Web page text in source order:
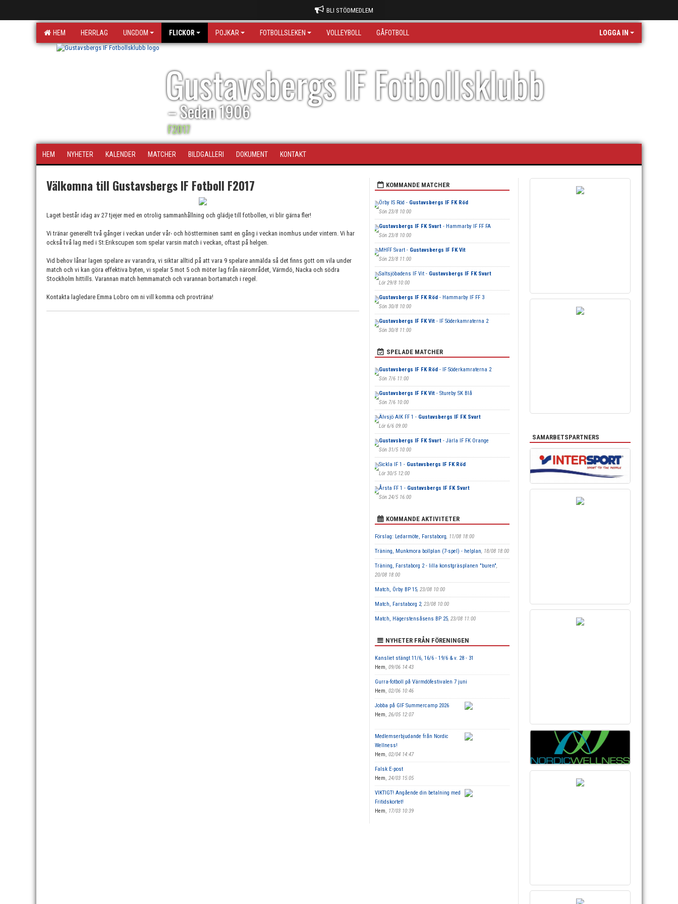
BLI STÖDMEDLEM
HEM HERRLAG UNGDOM FLICKOR POJKAR FOTBOLLSLEKEN VOLLEYBOLL GÅFOTBOLL LOGGA IN
Gustavsbergs IF Fotbollsklubb
– Sedan 1906
F2017
HEM NYHETER KALENDER MATCHER BILDGALLERI DOKUMENT KONTAKT
Välkomna till Gustavsbergs IF Fotboll F2017
Laget består idag av 27 tjejer med en otrolig sammanhållning och glädje till fotbollen, vi blir gärna fler!
Vi tränar generellt två gånger i veckan under vår- och höstterminen samt en gång i veckan inomhus under vintern. Vi har
också två lag med i St:Erikscupen som spelar varsin match i veckan, oftast på helgen.
Vid behov lånar lagen spelare av varandra, vi siktar alltid på att vara 9 spelare anmälda så det finns gott om vila under
match och vi kan göra effektiva byten, vi spelar 5 mot 5 och möter lag från närområdet, Värmdö, Nacka och södra
Stockholm hittills. Varannan match hemmamatch och varannan bortamatch i regel.
Kontakta lagledare Emma Lobro om ni vill komma och provträna!
KOMMANDE MATCHER
Örby IS Röd - Gustavsbergs IF FK Röd
Sön 23/8 10:00
Gustavsbergs IF FK Svart- Hammarby IF FF FA
Sön 23/8 10:00
MHFF Svart - Gustavsbergs IF FK Vit
Sön 23/8 11:00
Saltsjöbadens IF Vit - Gustavsbergs IF FK Svart
Lör 29/8 10:00
Gustavsbergs IF FK Röd- Hammarby IF FF 3
Sön 30/8 10:00
Gustavsbergs IF FK Vit- IF Söderkamraterna 2
Sön 30/8 11:00
SPELADE MATCHER
Gustavsbergs IF FK Röd- IF Söderkamraterna 2
Sön 7/6 11:00
Gustavsbergs IF FK Vit- Stureby SK Blå
Sön 7/6 10:00
Älvsjö AIK FF 1 - Gustavsbergs IF FK Svart
Lör 6/6 09:00
Gustavsbergs IF FK Svart- Järla IF FK Orange
Sön 31/5 10:00
Sickla IF 1 - Gustavsbergs IF FK Röd
Lör 30/5 12:00
Årsta FF 1 - Gustavsbergs IF FK Svart
Sön 24/5 16:00
KOMMANDE AKTIVITETER
Förslag: Ledarmöte, Farstaborg, 11/08 18:00
Träning, Munkmora bollplan (7-spel) - helplan, 18/08 18:00
Träning, Farstaborg 2 - lilla konstgräsplanen "buren",
20/08 18:00
Match, Örby BP 15, 23/08 10:00
Match, Farstaborg 2, 23/08 10:00
Match, Hägerstensåsens BP 25, 23/08 11:00
NYHETER FRÅN FÖRENINGEN
Kansliet stängt 11/6, 16/6 - 19/6 & v. 28 - 31
Hem, 09/06 14:43
Gurra-fotboll på Värmdöfestivalen 7 juni
Hem, 02/06 10:46
Jobba på GIF Summercamp 2026
Hem, 26/05 12:07
Medlemserbjudande från Nordic
Wellness!
Hem, 02/04 14:47
Falsk E-post
Hem, 24/03 15:05
VIKTIGT! Angående din betalning med
Fritidskortet!
Hem, 17/03 10:39
SAMARBETSPARTNERS